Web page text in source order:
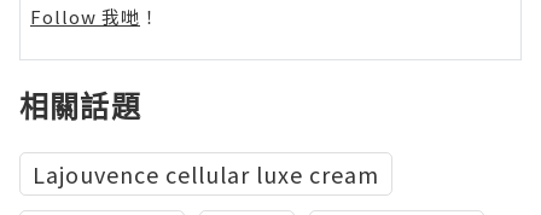
Follow 我哋 ！
相關話題
Lajouvence cellular luxe cream